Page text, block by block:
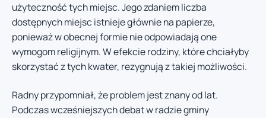
użyteczność tych miejsc. Jego zdaniem liczba
dostępnych miejsc istnieje głównie na papierze,
ponieważ w obecnej formie nie odpowiadają one
wymogom religijnym. W efekcie rodziny, które chciałyby
skorzystać z tych kwater, rezygnują z takiej możliwości.
Radny przypomniał, że problem jest znany od lat.
Podczas wcześniejszych debat w radzie gminy